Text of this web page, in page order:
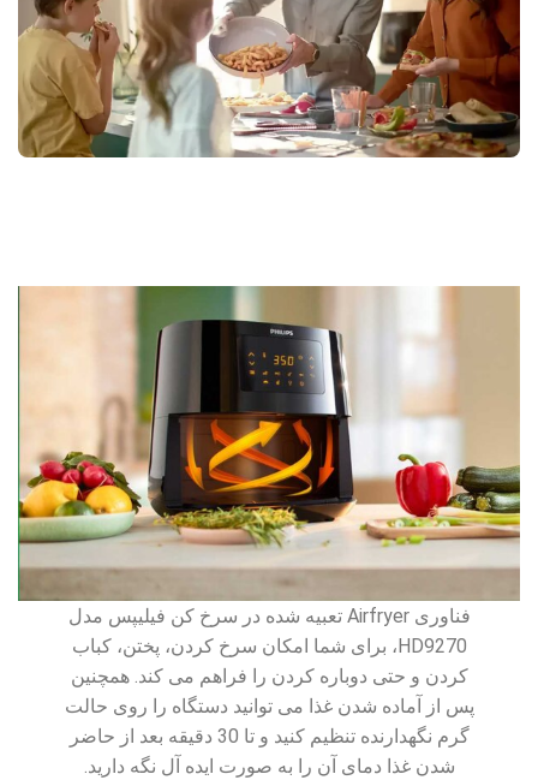
فناوری Airfryer تعبیه شده در سرخ کن فیلیپس مدل
HD9270، برای شما امکان سرخ کردن، پختن، کباب
کردن و حتی دوباره کردن را فراهم می کند. همچنین
پس از آماده شدن غذا می توانید دستگاه را روی حالت
گرم نگهدارنده تنظیم کنید و تا 30 دقیقه بعد از حاضر
شدن غذا دمای آن را به صورت ایده آل نگه دارید.